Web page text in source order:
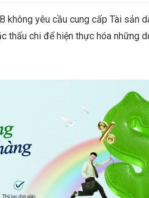
không yêu cầu cung cấp Tài sản
thấu chi để hiện thực hóa những